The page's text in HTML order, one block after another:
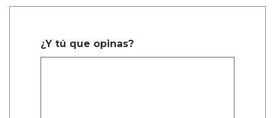
¿Y tú que opinas?